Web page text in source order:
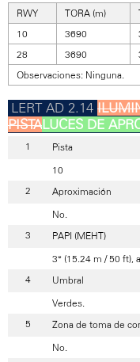
RWY TORA (m)
10
3690
28
3690
Observaciones: Ninguna.
PISTALUCES DE
Pista
10
Aproximación
No.
PAPI (MEHT)
3° (15.24 m / 50 ft),
Umbral
Verdes.
Zona de toma de
No.